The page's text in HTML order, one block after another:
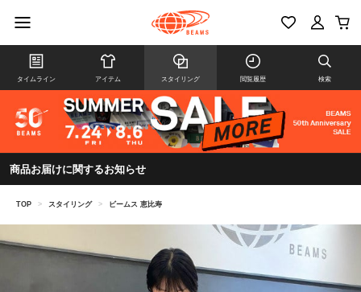
タイムライン アイテム スタイリング 閲覧履歴 検索
商品お届けに関するお知らせ
TOP > スタイリング > ビームス 恵比寿